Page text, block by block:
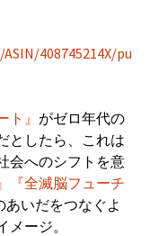
408745214X/pu
ト』 がゼロ年代の
としたら、これは
会へのシフトを意
『全滅脳フューチ
あいだをつなぐよ
ージ。